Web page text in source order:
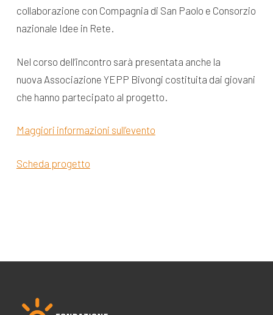
collaborazione con Compagnia di San Paolo e Consorzio
nazionale Idee in Rete.
Nel corso dell’incontro sarà presentata anche la
nuova Associazione YEPP Bivongi costituita dai giovani
che hanno partecipato al progetto.
Maggiori informazioni sull’evento
Scheda progetto